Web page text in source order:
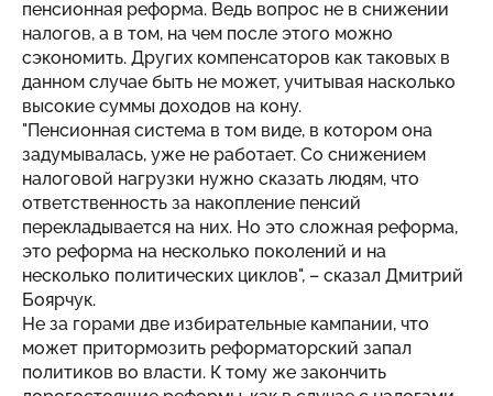
пенсионная реформа. Ведь вопрос не в снижении
налогов, а в том, на чем после этого можно
сэкономить. Других компенсаторов как таковых в
данном случае быть не может, учитывая насколько
высокие суммы доходов на кону.
"Пенсионная система в том виде, в котором она
задумывалась, уже не работает. Со снижением
налоговой нагрузки нужно сказать людям, что
ответственность за накопление пенсий
перекладывается на них. Но это сложная реформа,
это реформа на несколько поколений и на
несколько политических циклов", – сказал Дмитрий
Боярчук.
Не за горами две избирательные кампании, что
может притормозить реформаторский запал
политиков во власти. К тому же закончить